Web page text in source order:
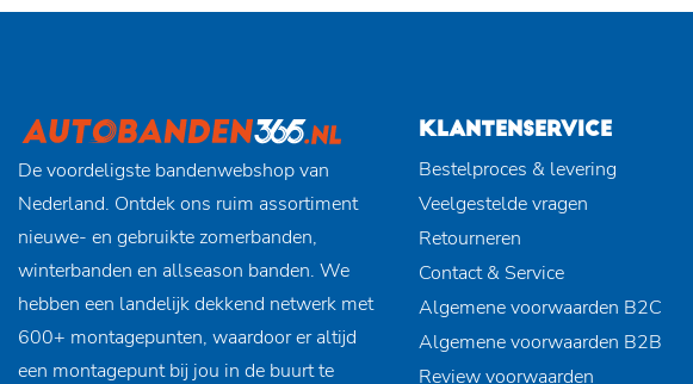
De voordeligste bandenwebshop van
Nederland. Ontdek ons ruim assortiment
nieuwe- en gebruikte zomerbanden,
winterbanden en allseason banden. We
hebben een landelijk dekkend netwerk met
600+ montagepunten, waardoor er altijd
een montagepunt bij jou in de buurt te
KLANTENSERVICE
Bestelproces & levering
Veelgestelde vragen
Retourneren
Contact & Service
Algemene voorwaarden B2C
Algemene voorwaarden B2B
Review voorwaarden